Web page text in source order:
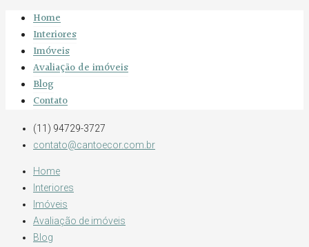
Home
Interiores
Imóveis
Avaliação de imóveis
Blog
Contato
(11) 94729-3727
contato@cantoecor.com.br
Home
Interiores
Imóveis
Avaliação de imóveis
Blog